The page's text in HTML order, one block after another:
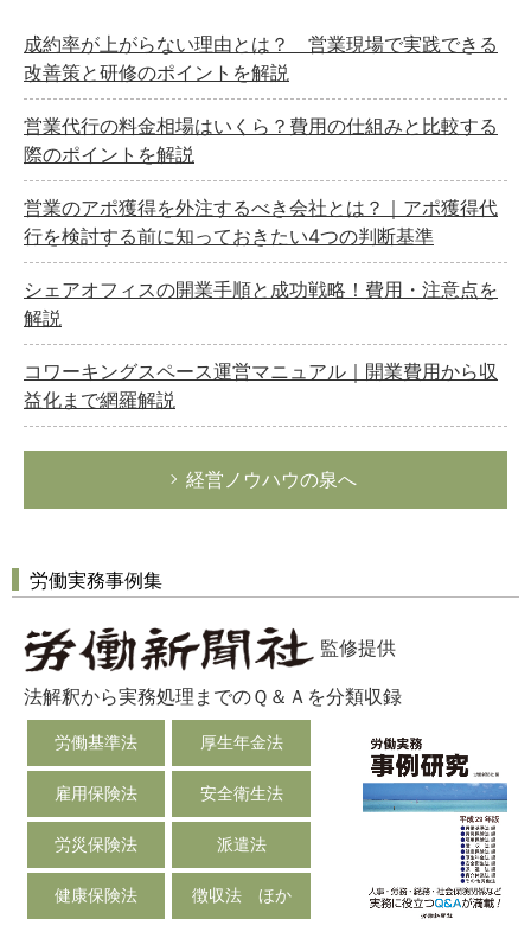
成約率が上がらない理由とは？ 営業現場で実践できる
改善策と研修のポイントを解説
営業代行の料金相場はいくら？費用の仕組みと比較する
際のポイントを解説
営業のアポ獲得を外注するべき会社とは？｜アポ獲得代
行を検討する前に知っておきたい4つの判断基準
シェアオフィスの開業手順と成功戦略！費用・注意点を
解説
コワーキングスペース運営マニュアル｜開業費用から収
益化まで網羅解説
経営ノウハウの泉へ
労働実務事例集
監修提供
法解釈から実務処理までのＱ＆Ａを分類収録
労働基準法 厚生年金法
雇用保険法 安全衛生法
労災保険法 派遣法
健康保険法 徴収法 ほか